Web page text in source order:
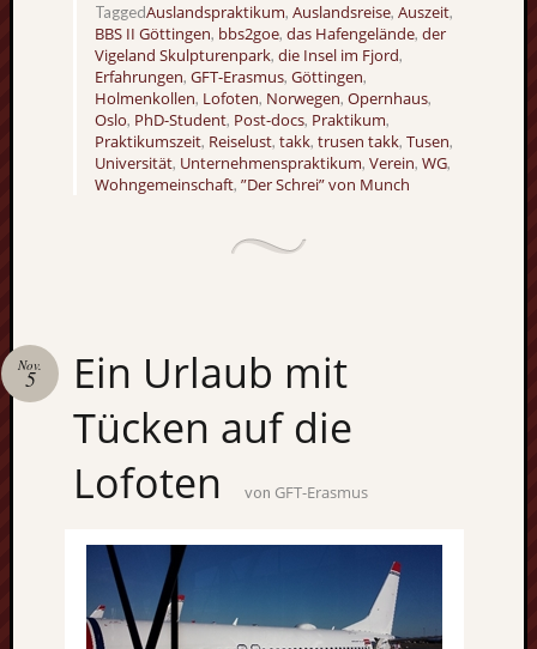
TaggedAuslandspraktikum, Auslandsreise, Auszeit,
BBS II Göttingen, bbs2goe, das Hafengelände, der
Vigeland Skulpturenpark, die Insel im Fjord,
Erfahrungen, GFT-Erasmus, Göttingen,
Holmenkollen, Lofoten, Norwegen, Opernhaus,
Oslo, PhD-Student, Post-docs, Praktikum,
Praktikumszeit, Reiselust, takk, trusen takk, Tusen,
Universität, Unternehmenspraktikum, Verein, WG,
Wohngemeinschaft, ”Der Schrei” von Munch
Ein Urlaub mit
Tücken auf die
Lofoten
Nov.
5
von GFT-Erasmus